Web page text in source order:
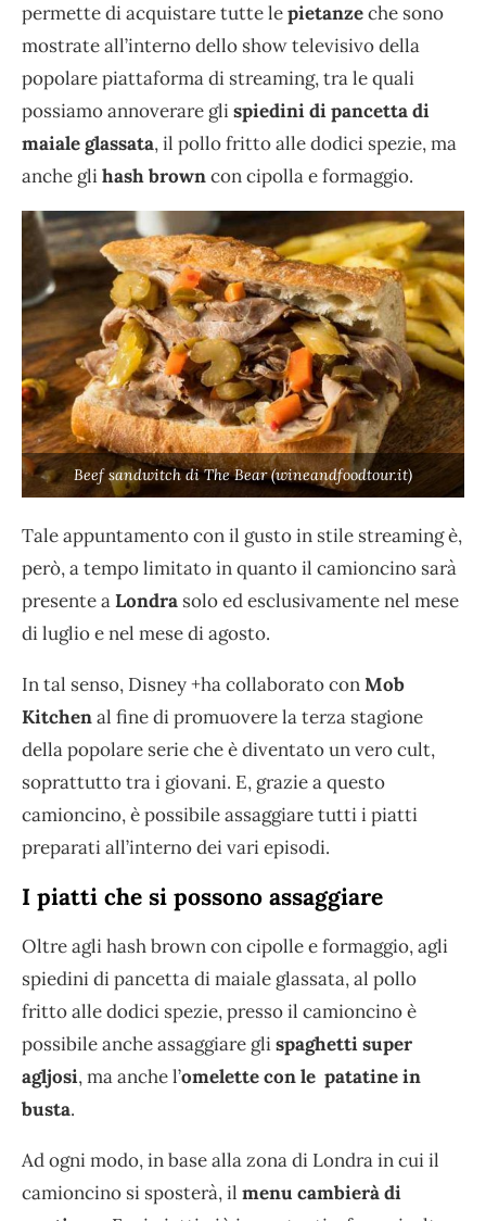
permette di acquistare tutte lepietanzeche sono
mostrate all’interno dello show televisivo della
popolare piattaforma di streaming, tra le quali
possiamo annoverare glispiedini di pancetta di
maiale glassata, il pollo fritto alle dodici spezie, ma
anche glihash browncon cipolla e formaggio.
Beef sandwitch di The Bear (wineandfoodtour.it)
Tale appuntamento con il gusto in stile streaming è,
però, a tempo limitato in quanto il camioncino sarà
presente aLondra solo ed esclusivamente nel mese
di luglio e nel mese di agosto.
In tal senso, Disney +ha collaborato conMob
Kitchenal fine di promuovere la terza stagione
della popolare serie che è diventato un vero cult,
soprattutto tra i giovani. E, grazie a questo
camioncino, è possibile assaggiare tutti i piatti
preparati all’interno dei vari episodi.
I piatti che si possono assaggiare
Oltre agli hash brown con cipolle e formaggio, agli
spiedini di pancetta di maiale glassata, al pollo
fritto alle dodici spezie, presso il camioncino è
possibile anche assaggiare glispaghetti super
agljosi, ma anche l’omelette con le patatine in
busta.
Ad ogni modo, in base alla zona di Londra in cui il
camioncino si sposterà, il menu cambierà di